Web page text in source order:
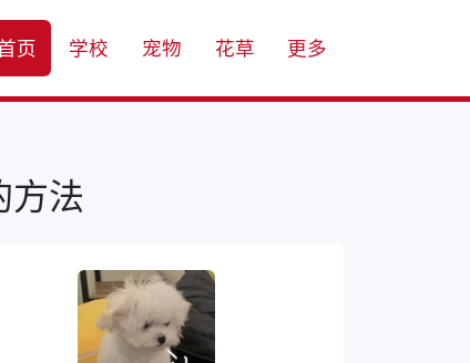
页 学校 宠物 花草 更多
方法